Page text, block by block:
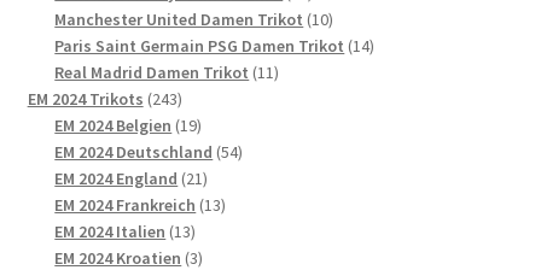
Produkte
Manchester United Damen Trikot 1010
Produkte
Paris Saint Germain PSG Damen Trikot 1414
Real Madrid Damen Trikot 1111
EM 2024 Trikots 243243
Produkte
EM 2024 Belgien 1919
Produkte
EM 2024 Deutschland 5454
EM 2024 England 2121
Produkte
EM 2024 Frankreich 1313
EM 2024 Italien 1313
Produkte
EM 2024 Kroatien 33